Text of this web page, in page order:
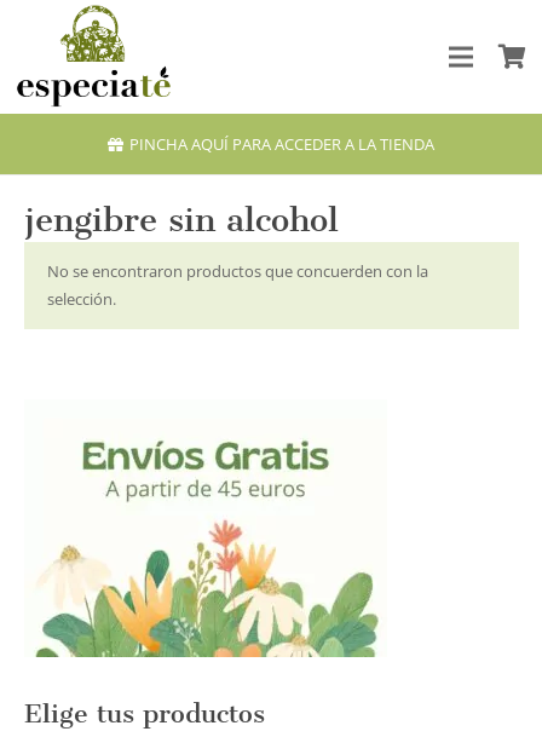
PINCHA AQUÍ PARA ACCEDER A LA TIENDA
jengibre sin alcohol
No se encontraron productos que concuerden con la
selección.
Elige tus productos